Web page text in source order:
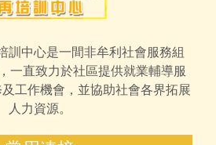
訓中心是一間非牟利社會服務組
一直致力於社區提供就業輔導服
工作機會，並協助社會各界拓展
人力資源。